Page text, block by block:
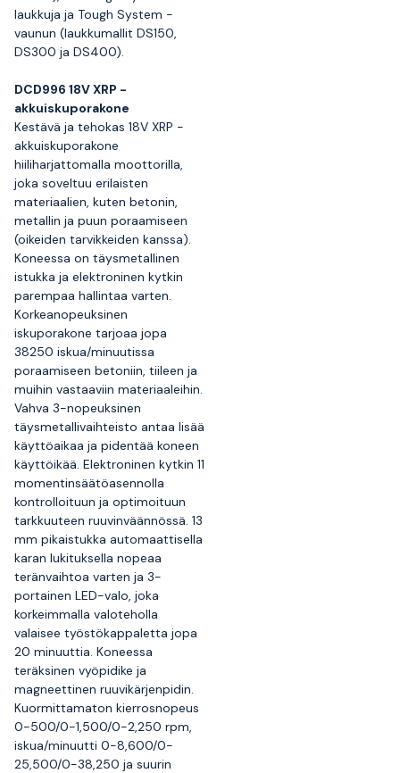
laukkuja ja Tough System -
vaunun (laukkumallit DS150,
DS300 ja DS400).
DCD996 18V XRP -
akkuiskuporakone
Kestävä ja tehokas 18V XRP -
akkuiskuporakone
hiiliharjattomalla moottorilla,
joka soveltuu erilaisten
materiaalien, kuten betonin,
metallin ja puun poraamiseen
(oikeiden tarvikkeiden kanssa).
Koneessa on täysmetallinen
istukka ja elektroninen kytkin
parempaa hallintaa varten.
Korkeanopeuksinen
iskuporakone tarjoaa jopa
38250 iskua/minuutissa
poraamiseen betoniin, tiileen ja
muihin vastaaviin materiaaleihin.
Vahva 3-nopeuksinen
täysmetallivaihteisto antaa lisää
käyttöaikaa ja pidentää koneen
käyttöikää. Elektroninen kytkin 11
momentinsäätöasennolla
kontrolloituun ja optimoituun
tarkkuuteen ruuvinväännössä. 13
mm pikaistukka automaattisella
karan lukituksella nopeaa
teränvaihtoa varten ja 3-
portainen LED-valo, joka
korkeimmalla valoteholla
valaisee työstökappaletta jopa
20 minuuttia. Koneessa
teräksinen vyöpidike ja
magneettinen ruuvikärjenpidin.
Kuormittamaton kierrosnopeus
0-500/0-1,500/0-2,250 rpm,
iskua/minuutti 0-8,600/0-
25,500/0-38,250 ja suurin